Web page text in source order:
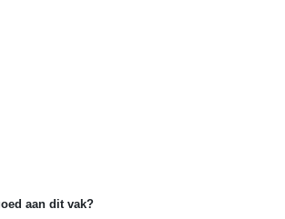
aan dit vak?